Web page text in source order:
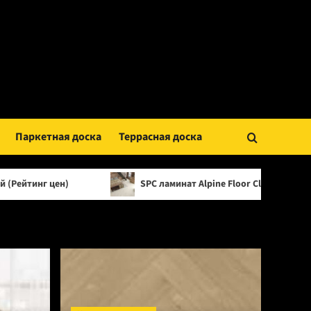
Паркетная доска Террасная доска
SPC ламинат Alpine Floor Classic Light 34 класс, 3.5